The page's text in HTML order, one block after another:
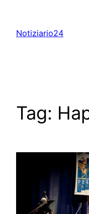
content
Notiziario24
Tag: